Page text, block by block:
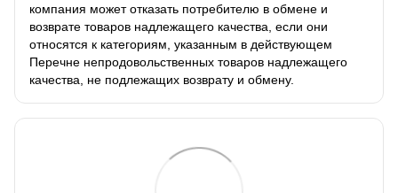
компания может отказать потребителю в обмене и
возврате товаров надлежащего качества, если они
относятся к категориям, указанным в действующем
Перечне непродовольственных товаров надлежащего
качества, не подлежащих возврату и обмену.